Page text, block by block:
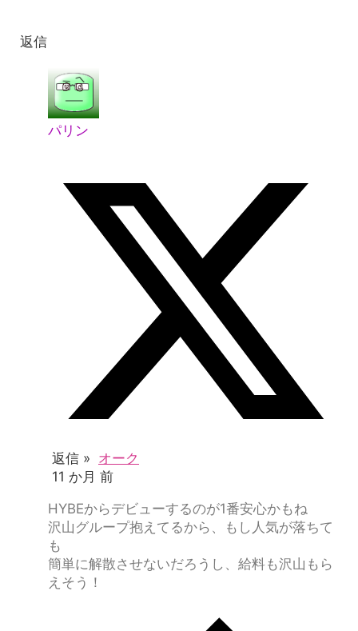
返信
パリン
返信 » オーク
11 か月 前
HYBEからデビューするのが1番安心かもね
沢山グループ抱えてるから、もし人気が落ちて
も
簡単に解散させないだろうし、給料も沢山もら
えそう！